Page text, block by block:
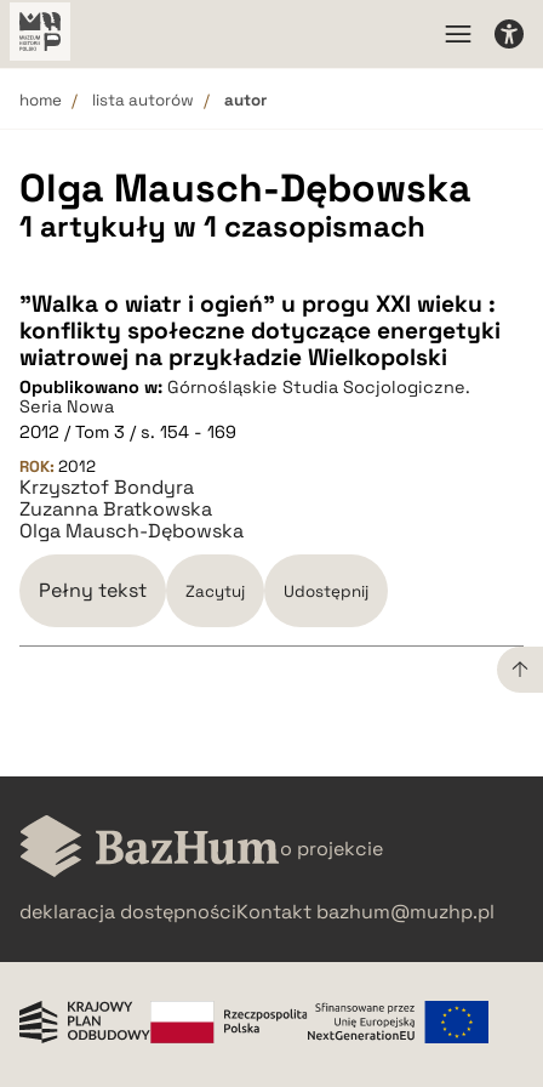
home lista autorów autor
Olga Mausch-Dębowska
1 artykuły w 1 czasopismach
"Walka o wiatr i ogień" u progu XXI wieku :
konflikty społeczne dotyczące energetyki
wiatrowej na przykładzie Wielkopolski
Opublikowano w: Górnośląskie Studia Socjologiczne.
Seria Nowa
2012 / Tom 3 / s. 154 - 169
ROK: 2012
Krzysztof Bondyra
Zuzanna Bratkowska
Olga Mausch-Dębowska
Pełny tekst Zacytuj Udostępnij
BIBTEX
o projekcie
deklaracja dostępnościKontakt bazhum@muzhp.pl